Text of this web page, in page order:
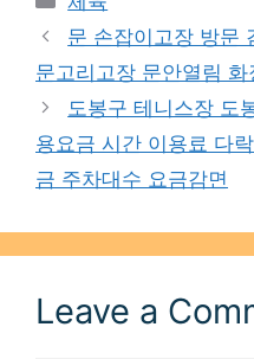
문 손잡이고장 방문
문고리고장 문안열림 화
도봉구 테니스장 도
용요금 시간 이용료 다
금 주차대수 요금감면
Leave a